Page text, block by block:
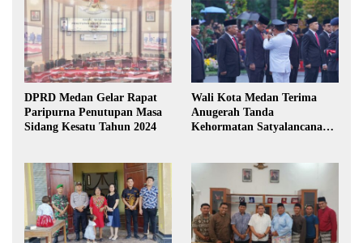
DPRD Medan Gelar Rapat
Paripurna Penutupan Masa
Sidang Kesatu Tahun 2024
Wali Kota Medan Terima
Anugerah Tanda
Kehormatan Satyalancana